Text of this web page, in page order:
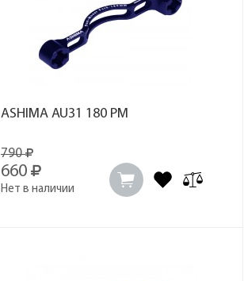
ASHIMA AU31 180 PM
790
660
Нет в наличии